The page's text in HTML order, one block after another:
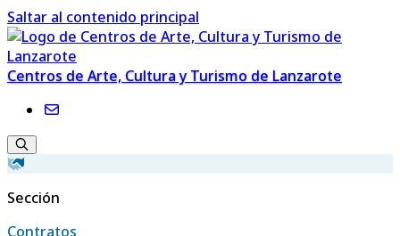
Saltar al contenido principal
Centros de Arte, Cultura y Turismo de Lanzarote
Sección
Contratos